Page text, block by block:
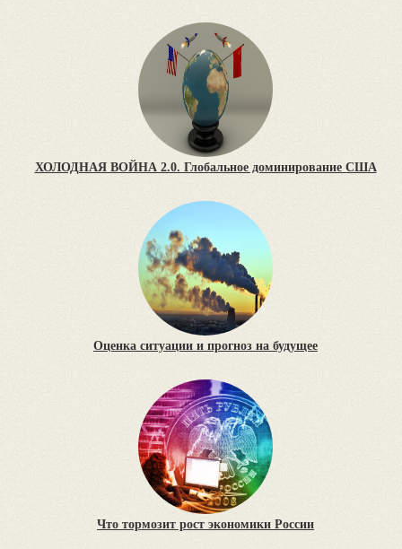
ХОЛОДНАЯ ВОЙНА 2.0. Глобальное доминирование США
Оценка ситуации и прогноз на будущее
Что тормозит рост экономики России